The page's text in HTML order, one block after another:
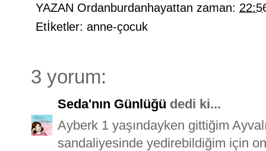
YAZAN Ordanburdanhayattan zaman:
Etİketler: anne-çocuk
3 yorum:
Seda'nın Günlüğü dedi ki...
Ayberk 1 yaşındayken gittiğim
sandaliyesinde yedirebildiğim için